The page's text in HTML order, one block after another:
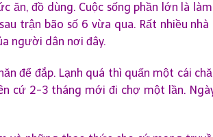
ăn, đồ dùng. Cuộc sống phần lớn là
trận bão số 6 vừa qua. Rất nhiều nhà
người dân nơi đây.
để đắp. Lạnh quá thì quấn một cái
cứ 2-3 tháng mới đi chợ một lần.